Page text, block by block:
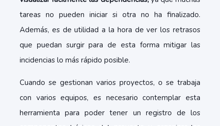
tareas no pueden iniciar si otra no ha finalizado.
Además, es de utilidad a la hora de ver los retrasos
que puedan surgir para de esta forma mitigar las
incidencias lo más rápido posible.
Cuando se gestionan varios proyectos, o se trabaja
con varios equipos, es necesario contemplar esta
herramienta para poder tener un registro de los